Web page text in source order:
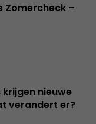
Zomercheck –
krijgen nieuwe
verandert er?